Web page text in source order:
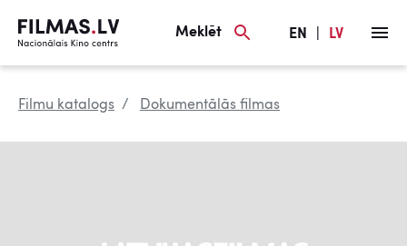
Meklēt EN LV
Filmu katalogs Dokumentālās filmas